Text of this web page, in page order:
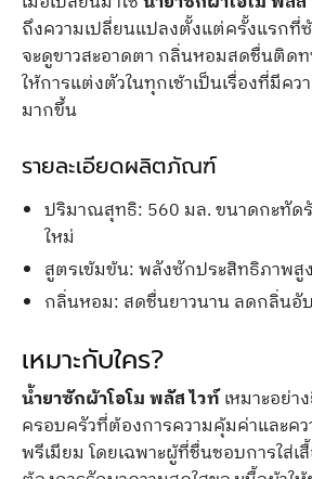
ถึงความเปลี่ยนแปลงตั้งแต่ครั้งแรกที่
จะดูขาวสะอาดตา กลิ่นหอมสดชื่นติดท
ให้การแต่งตัวในทุกเช้าเป็นเรื่องที่มีค
มากขึ้น
รายละเอียดผลิตภัณฑ์
ปริมาณสุทธิ: 560 มล. ขนาดกะทัด
ใหม่
สูตรเข้มข้น: พลังซักประสิทธิภาพสู
กลิ่นหอม: สดชื่นยาวนาน ลดกลิ่นอั
เหมาะกับใคร?
น้ำยาซักผ้าโอโม พลัส ไวท์เหมาะอย่า
ครอบครัวที่ต้องการความคุ้มค่าและค
พรีเมียม โดยเฉพาะผู้ที่ชื่นชอบการใส่เ